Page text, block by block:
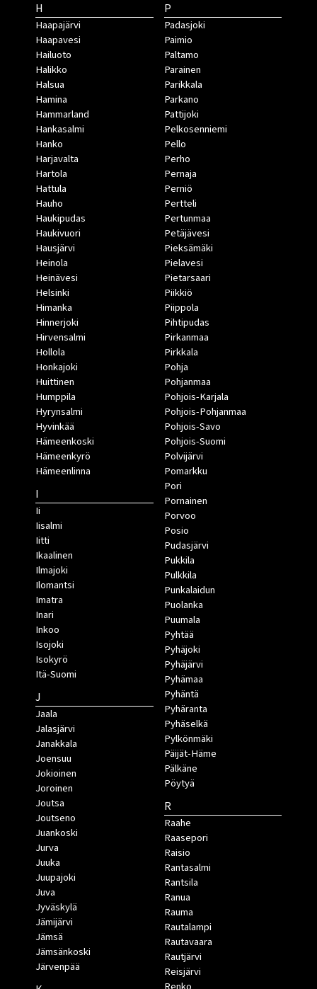
H
Haapajärvi
Haapavesi
Hailuoto
Halikko
Halsua
Hamina
Hammarland
Hankasalmi
Hanko
Harjavalta
Hartola
Hattula
Hauho
Haukipudas
Haukivuori
Hausjärvi
Heinola
Heinävesi
Helsinki
Himanka
Hinnerjoki
Hirvensalmi
Hollola
Honkajoki
Huittinen
Humppila
Hyrynsalmi
Hyvinkää
Hämeenkoski
Hämeenkyrö
Hämeenlinna
I
Ii
Iisalmi
Iitti
Ikaalinen
Ilmajoki
Ilomantsi
Imatra
Inari
Inkoo
Isojoki
Isokyrö
Itä-Suomi
J
Jaala
Jalasjärvi
Janakkala
Joensuu
Jokioinen
Joroinen
Joutsa
Joutseno
Juankoski
Jurva
Juuka
Juupajoki
Juva
Jyväskylä
Jämijärvi
Jämsä
Jämsänkoski
Järvenpää
P
Padasjoki
Paimio
Paltamo
Parainen
Parikkala
Parkano
Pattijoki
Pelkosenniemi
Pello
Perho
Pernaja
Perniö
Pertteli
Pertunmaa
Petäjävesi
Pieksämäki
Pielavesi
Pietarsaari
Piikkiö
Piippola
Pihtipudas
Pirkanmaa
Pirkkala
Pohja
Pohjanmaa
Pohjois-Karjala
Pohjois-Pohjanmaa
Pohjois-Savo
Pohjois-Suomi
Polvijärvi
Pomarkku
Pori
Pornainen
Porvoo
Posio
Pudasjärvi
Pukkila
Pulkkila
Punkalaidun
Puolanka
Puumala
Pyhtää
Pyhäjoki
Pyhäjärvi
Pyhämaa
Pyhäntä
Pyhäranta
Pyhäselkä
Pylkönmäki
Päijät-Häme
Pälkäne
Pöytyä
R
Raahe
Raasepori
Raisio
Rantasalmi
Rantsila
Ranua
Rauma
Rautalampi
Rautavaara
Rautjärvi
Reisjärvi